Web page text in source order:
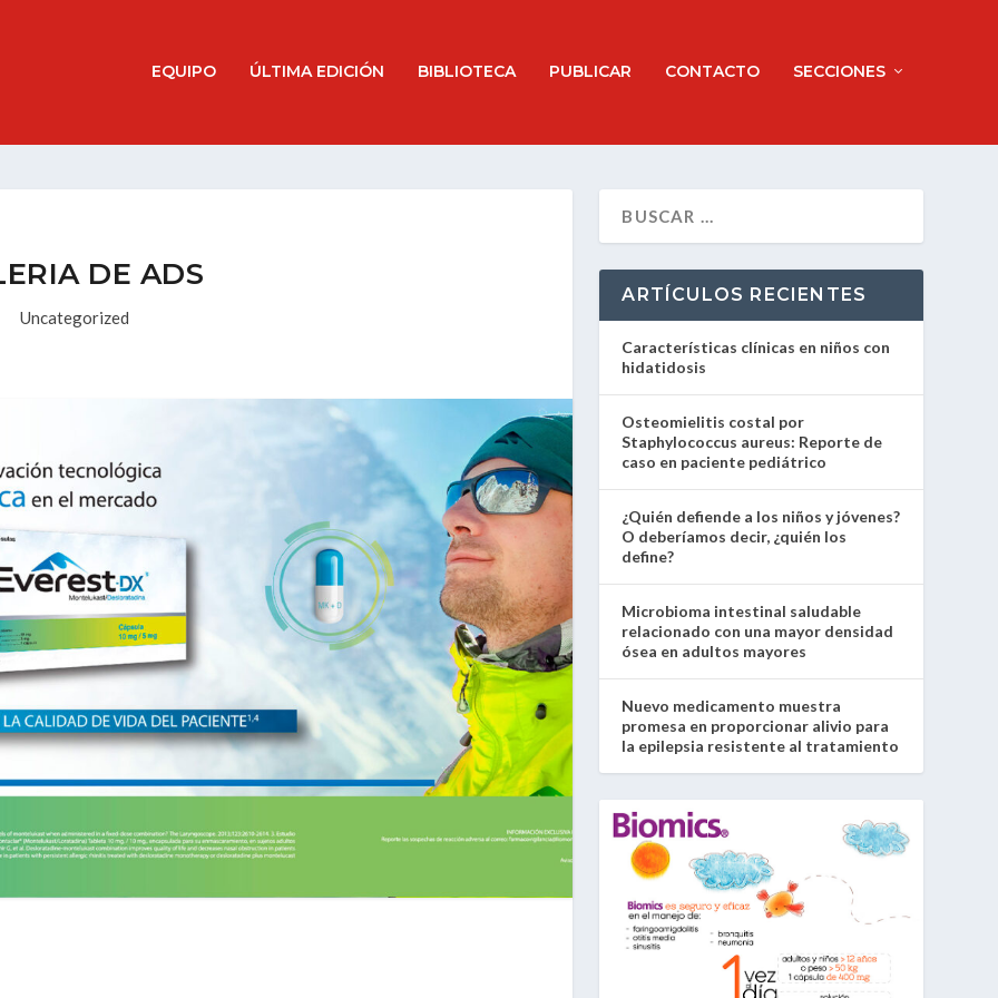
EQUIPO ÚLTIMA EDICIÓN BIBLIOTECA PUBLICAR CONTACTO SECCIONES
DE ADS
Uncategorized
ARTÍCULOS RECIENTES
Características clínicas en niños con
hidatidosis
Osteomielitis costal por
Staphylococcus aureus: Reporte de
caso en paciente pediátrico
¿Quién defiende a los niños y jóvenes?
O deberíamos decir, ¿quién los
define?
Microbioma intestinal saludable
relacionado con una mayor densidad
ósea en adultos mayores
Nuevo medicamento muestra
promesa en proporcionar alivio para
la epilepsia resistente al tratamiento